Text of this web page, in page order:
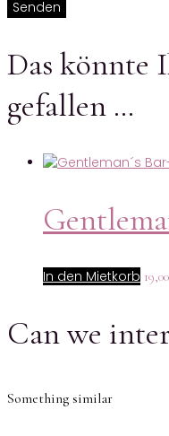
Das könnte
gefallen …
In den Mietkorb 19,00
Can we
Something similar